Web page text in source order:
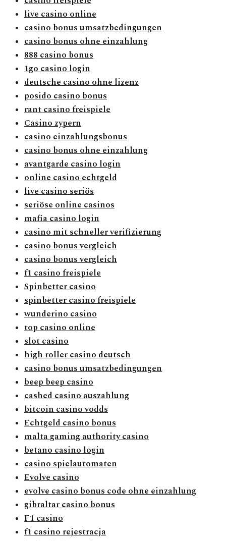
live casino online
casino bonus umsatzbedingungen
casino bonus ohne einzahlung
888 casino bonus
1go casino login
deutsche casino ohne lizenz
posido casino bonus
rant casino freispiele
Casino zypern
casino einzahlungsbonus
casino bonus ohne einzahlung
avantgarde casino login
online casino echtgeld
live casino seriös
seriöse online casinos
mafia casino login
casino mit schneller verifizierung
casino bonus vergleich
casino bonus vergleich
f1 casino freispiele
Spinbetter casino
spinbetter casino freispiele
wunderino casino
top casino online
slot casino
high roller casino deutsch
casino bonus umsatzbedingungen
beep beep casino
cashed casino auszahlung
bitcoin casino vodds
Echtgeld casino bonus
malta gaming authority casino
betano casino login
casino spielautomaten
Evolve casino
evolve casino bonus code ohne einzahlung
gibraltar casino bonus
F1 casino
f1 casino rejestracja